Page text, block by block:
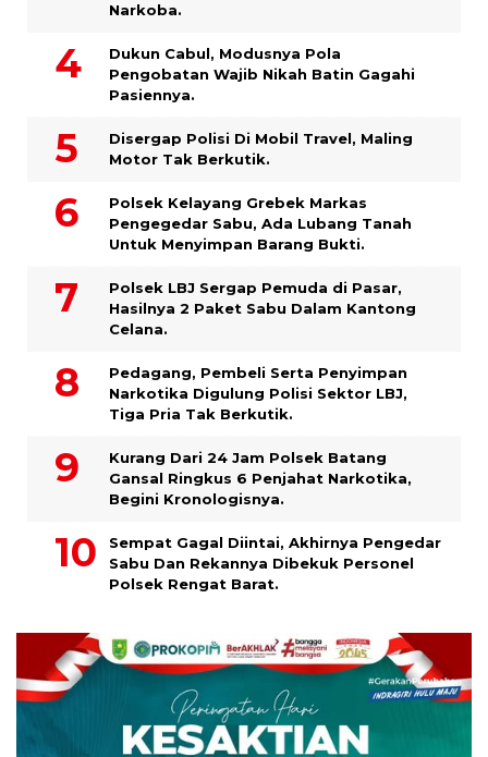
Narkoba.
Dukun Cabul, Modusnya Pola
Pengobatan Wajib Nikah Batin Gagahi
Pasiennya.
Disergap Polisi Di Mobil Travel, Maling
Motor Tak Berkutik.
Polsek Kelayang Grebek Markas
Pengegedar Sabu, Ada Lubang Tanah
Untuk Menyimpan Barang Bukti.
Polsek LBJ Sergap Pemuda di Pasar,
Hasilnya 2 Paket Sabu Dalam Kantong
Celana.
Pedagang, Pembeli Serta Penyimpan
Narkotika Digulung Polisi Sektor LBJ,
Tiga Pria Tak Berkutik.
Kurang Dari 24 Jam Polsek Batang
Gansal Ringkus 6 Penjahat Narkotika,
Begini Kronologisnya.
Sempat Gagal Diintai, Akhirnya Pengedar
Sabu Dan Rekannya Dibekuk Personel
Polsek Rengat Barat.